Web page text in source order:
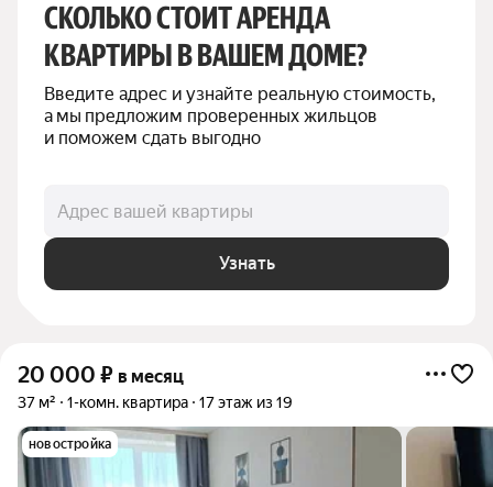
СКОЛЬКО СТОИТ АРЕНДА
КВАРТИРЫ В ВАШЕМ ДОМЕ?
Введите адрес и узнайте реальную стоимость,
а мы предложим проверенных жильцов
и поможем сдать выгодно
Адрес вашей квартиры
Узнать
20 000 ₽ в месяц
37 м² 1-комн. квартира 17 этаж из 19
новостройка